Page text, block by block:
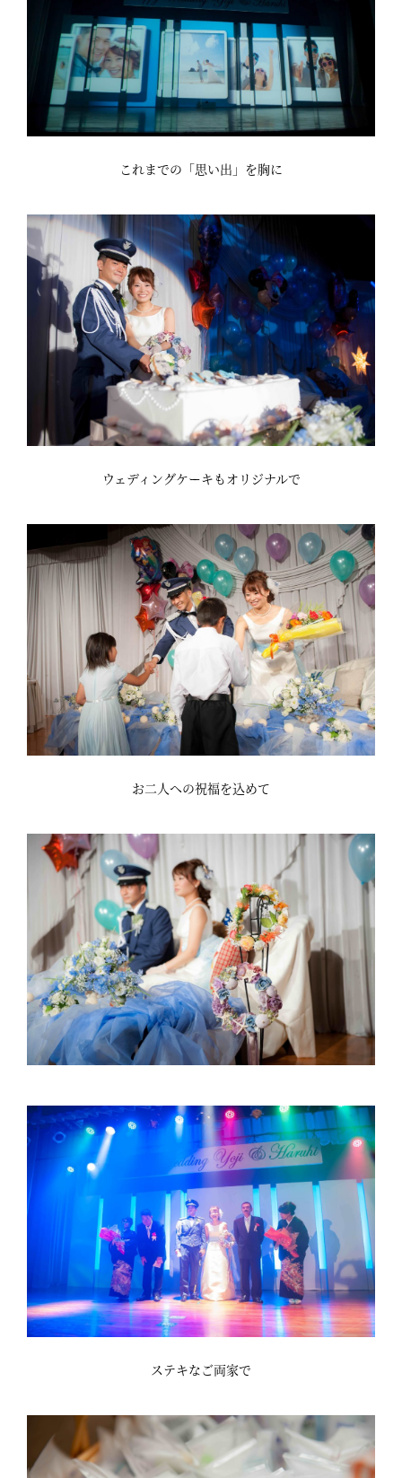
これまでの「思い出」を胸に
ウェディングケーキもオリジナルで
お二人への祝福を込めて
ステキなご両家で